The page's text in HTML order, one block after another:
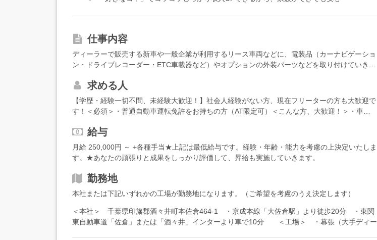
仕事内容
ディーラーで販売する新車や一般企業が利用するリース車両などに、電装品（カーナビゲーショ
ン・ドライブレコーダー・ETC車載器など）やオプションの外装パーツなどを取り付けていきま
は…】●整備工場で仕事する場合大手カーディーラーの整備工場で、新車に電装品や外装パーツ
などの取り付けを行います。まずは簡単な取り付けから始めて、徐々に難易度の高い（だからこ
そ面白い）取り付けにもチャレンジしていってください。●外回りで仕事する場合主に千葉県内
のディーラーや企業を訪問し、新車やリース車両などに電装品や外装パーツなどの取り付けを行
います。車で移動し、一日数件の取り付けを行います。スケジュールによっては直帰することも
ありますし、自由な働き方ができる仕事です。【入社後は…】先輩と一緒に現場に行き、まずは
見て覚えましょう。必ずベテランスタッフがついて丁寧に仕事を教えていきます。基本的なこと
からしっかりと学べる環境なので、全くの未経験からでも無理なく取り組むことができます。研
し、出張先での取り付けの場合は、自分で柔軟に仕事のやり方なども決めていけるので、気を遣
わずにのびのびと仕事ができると思います。【ゆくゆくは…】取り付け作業の見積作成やカーエ
ねていくと、リーダーとしてマネジメントする立場になっていくこともできますし、もちろん職
人としての腕を磨いて、その道を極めていくこともできます。あなたに合ったキャリアパスを一
求める人
【学歴・経験一切不問、未経験大歓迎！】社会人経験がない方、現在フリーターの方も大歓迎で
す！＜必須＞・普通自動車運転免許をお持ちの方（AT限定可）＜こんな方、大歓迎！＞・車好
ったなど、細かな手作業が好きな方・居心地のいい環境でストレスなく働いていきたいという方
給与
月給 250,000円 ～ +各種手当★上記は最低給与です。経験・年齢・能力を考慮の上決定いたしま
す。★あなたの頑張りと成果をしっかり評価して、昇給も実施していきます。
勤務地
本社または下記いずれかの工場が勤務地になります。（ご希望を考慮のうえ決定します）
＜本社＞ 千葉県印旛郡酒々井町本佐倉464-1 ・京成本線「大佐倉駅」より徒歩20分 ・東関
東自動車道「佐倉」または「酒々井」インターより車で10分 ＜工場＞ ・幕張（大手ディー